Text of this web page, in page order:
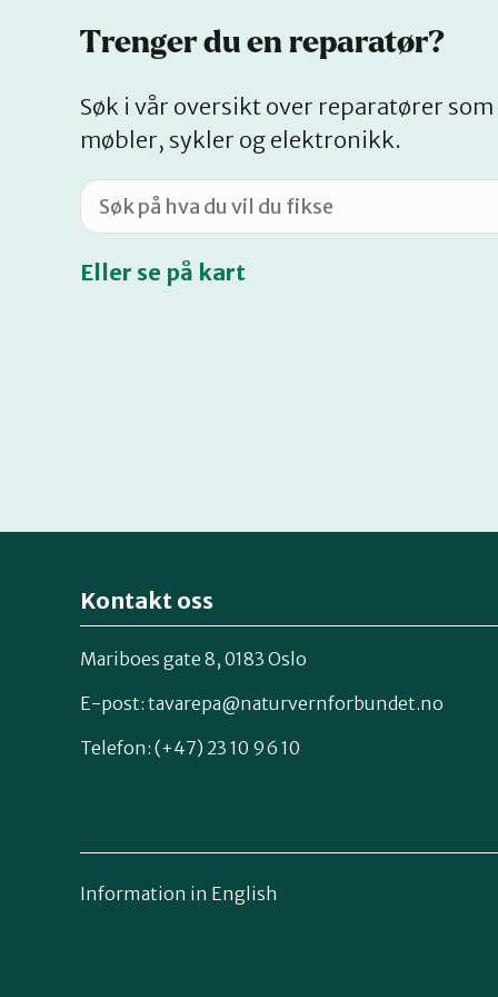
Trenger du en reparatør?
Søk i vår oversikt over reparatører
møbler, sykler og elektronikk.
Eller se på kart
Kontakt oss
Mariboes gate 8, 0183 Oslo
E-post: tavarepa@naturvernforbundet.no
Telefon: (+47) 23 10 96 10
Information in English